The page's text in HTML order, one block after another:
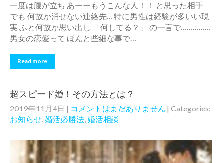
一度は腹が立ち あーーもうこんな人！！ と思った相手
でも 何故か消せない連絡先… 特に男性は経験が多いい現
実 ふと何故か思い出し 「何してる？」 の一言で……………
男女の恋愛って ほんと些細な事で…
Read more
超スピード婚！その方法とは？
2019年11月4日 | コメントはまだありません | Categories:
お知らせ,婚活必勝法,婚活相談